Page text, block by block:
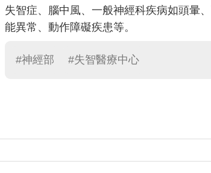
失智症、腦中風、一般神經科疾病如頭暈
能異常、動作障礙疾患等。
#神經部 #失智醫療中心